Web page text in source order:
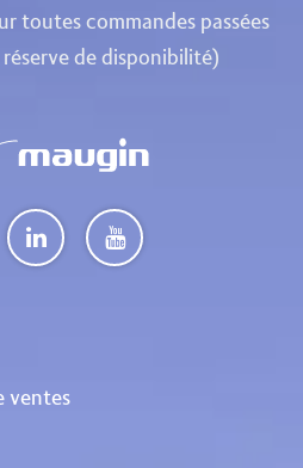
toutes commandes passées
de disponibilité)
ventes